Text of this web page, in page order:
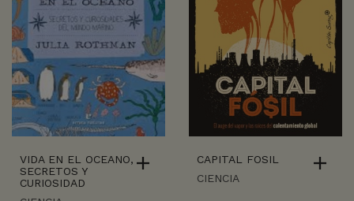
VIDA EN EL OCEANO,
SECRETOS Y
CURIOSIDAD
CAPITAL FOSIL
CIENCIA